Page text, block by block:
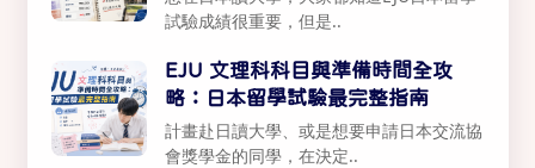
試驗成績很重要，但是..
EJU 文理科科目與準備時間全攻
略：日本留學試驗最完整指南
計畫赴日讀大學、或是想要申請日本交流協
會獎學金的同學，在決定..